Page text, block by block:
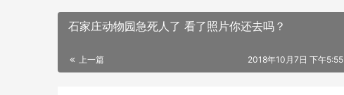
石家庄动物园急死人了 看了照片你还去吗？
上一篇 2018年10月7日 下午5:55